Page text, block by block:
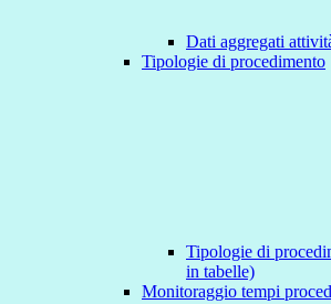
Dati aggregati
Tipologie di procedimento
Tipologie di
in tabelle)
Monitoraggio tempi